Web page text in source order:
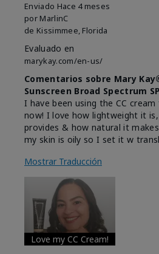
Enviado Hace 4 meses
por MarlinC
de Kissimmee, Florida
Evaluado en
marykay.com/en-us/
Comentarios sobre Mary
Sunscreen Broad Spectrum
I have been using the CC
now! I love how lightweight it
provides & how natural it
my skin is oily so I set it w
Mostrar Traducción
Love my CC Cream!